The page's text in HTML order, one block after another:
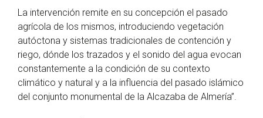
La intervención remite en su concepción el pasado
agrícola de los mismos, introduciendo vegetación
autóctona y sistemas tradicionales de contención y
riego, dónde los trazados y el sonido del agua evocan
constantemente a la condición de su contexto
climático y natural y a la influencia del pasado islámico
del conjunto monumental de la Alcazaba de Almería”.